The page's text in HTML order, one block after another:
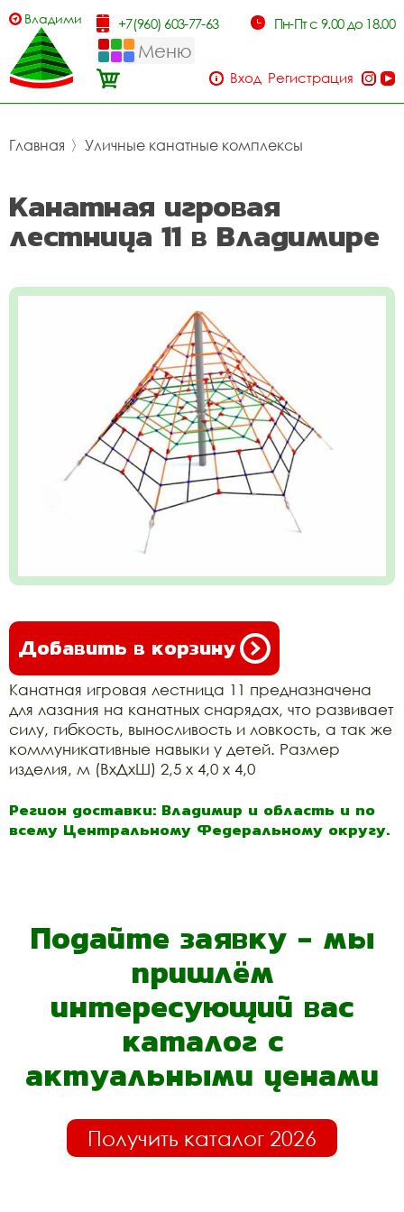
Владимир +7(960) 603-77-63 Пн-Пт с 9.00 до 18.00
Меню
Вход Регистрация
Главная 〉 Уличные канатные комплексы
Канатная игровая
лестница 11 в Владимире
Добавить в корзину
Канатная игровая лестница 11 предназначена
для лазания на канатных снарядах, что развивает
силу, гибкость, выносливость и ловкость, а так же
коммуникативные навыки у детей. Размер
изделия, м (ВхДхШ) 2,5 х 4,0 х 4,0
Регион доставки: Владимир и область и по
всему Центральному Федеральному округу.
Подайте заявку - мы
пришлём
интересующий вас
каталог с
актуальными ценами
Получить каталог 2026